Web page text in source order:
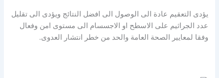
يؤدى التعقيم عادة الى الوصول الى افضل النتائج ويؤدى الى تقليل
عدد الجراثيم على الاسطح او الاجسسام الى مستوى امن وفعال
وفقا لمعايير الصحة العامة والحد من خطر انتشار العدوى.